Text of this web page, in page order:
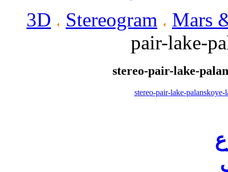
3D
Stereogram
Mars
pair-lake-
stereo-pair-lake-